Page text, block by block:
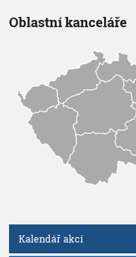
Oblastní kanceláře
Kalendář akcí